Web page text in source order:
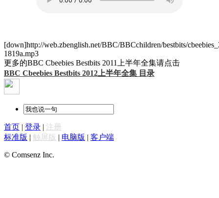
[down]http://web.zbenglish.net/BBC/BBCchildren/bestbits/
1819a.mp3
更多的BBC Cbeebies Bestbits 2011上半年全集请点击
BBC Cbeebies Bestbits 2012上半年全集 目录
首页 | 登录 | 注册
标准版 | 触屏版 | 电脑版 | 客户端
© Comsenz Inc.